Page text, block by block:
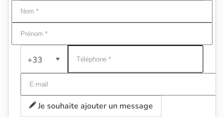
+33
Je souhaite ajouter un message